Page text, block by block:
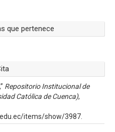
que pertenece
Repositorio Institucional de
Católica de Cuenca),
items/show/3987